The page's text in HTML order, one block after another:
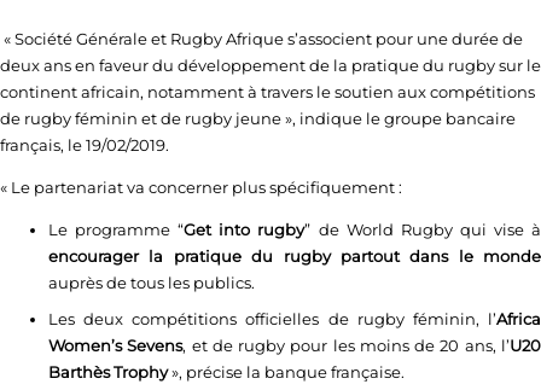
« Société Générale et Rugby Afrique s’associent pour une durée de
deux ans en faveur du développement de la pratique du rugby sur le
continent africain, notamment à travers le soutien aux compétitions
de rugby féminin et de rugby jeune », indique le groupe bancaire
français, le 19/02/2019.
« Le partenariat va concerner plus spécifiquement :
Le programme “Get into rugby” de World Rugby qui vise à
encourager la pratique du rugby partout dans le monde
auprès de tous les publics.
Les deux compétitions officielles de rugby féminin, l’Africa
Women’s Sevens, et de rugby pour les moins de 20 ans, l’U20
Barthès Trophy», précise la banque française.